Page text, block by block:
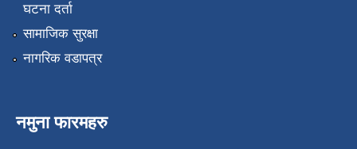
घटना दर्ता
सामाजिक सुरक्षा
नागरिक वडापत्र
नमुना फारमहरु